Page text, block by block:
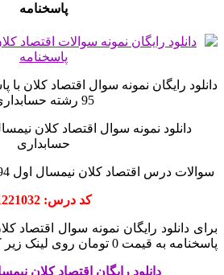
پاسخنامه
95 رشته حسابداری
حسابداری
سوالات درس اقتصاد کلان نیمسال اول 94 – 95 پیام نور حسابداری
کد درس: 1221032
پاسخنامه به قیمت 0 تومان روی لینک زیر کلیک کنید